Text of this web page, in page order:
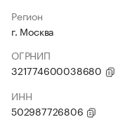
Регион
г. Москва
ОГРНИП
321774600038680
ИНН
502987726806